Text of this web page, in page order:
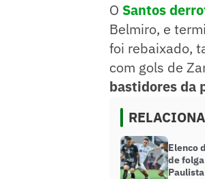
O Santos
Belmiro, e
foi rebaixado,
com gols de
bastidores da
Elenco
de
Paulista